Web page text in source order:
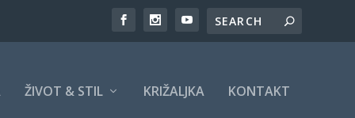
ŽIVOT & STIL KRIŽALJKA KONTAKT